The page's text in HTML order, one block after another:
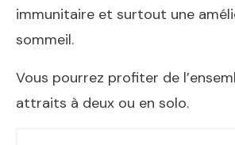
immunitaire et surtout une
sommeil.
Vous pourrez profiter de
attraits à deux ou en solo.